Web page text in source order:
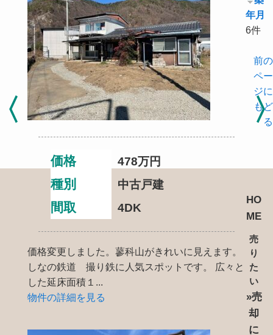
価格 478万円
種別 中古戸建
間取 4DK
価格変更しました。蓼科山がきれいに見えます。
しなの鉄道 撮り鉄に人気スポットです。 広々と
した延床面積１...
物件の詳細を見る
年月
6件
前の
ペー
ジに
もど
る
HO
ME
売
り
た
い
»売
却
に